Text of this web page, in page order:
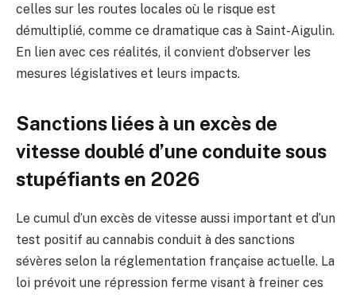
celles sur les routes locales où le risque est
démultiplié, comme ce dramatique cas à Saint-Aigulin.
En lien avec ces réalités, il convient d’observer les
mesures législatives et leurs impacts.
Sanctions liées à un excès de
vitesse doublé d’une conduite sous
stupéfiants en 2026
Le cumul d’un excès de vitesse aussi important et d’un
test positif au cannabis conduit à des sanctions
sévères selon la réglementation française actuelle. La
loi prévoit une répression ferme visant à freiner ces